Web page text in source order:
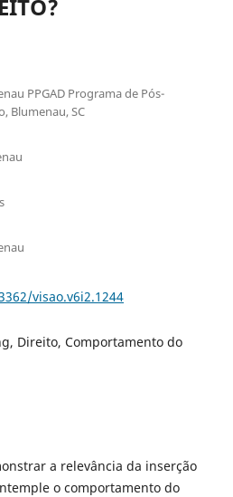
PPGAD Programa de Pós-
Blumenau, SC
visao.v6i2.1244
Direito, Comportamento do
a relevância da inserção
o comportamento do